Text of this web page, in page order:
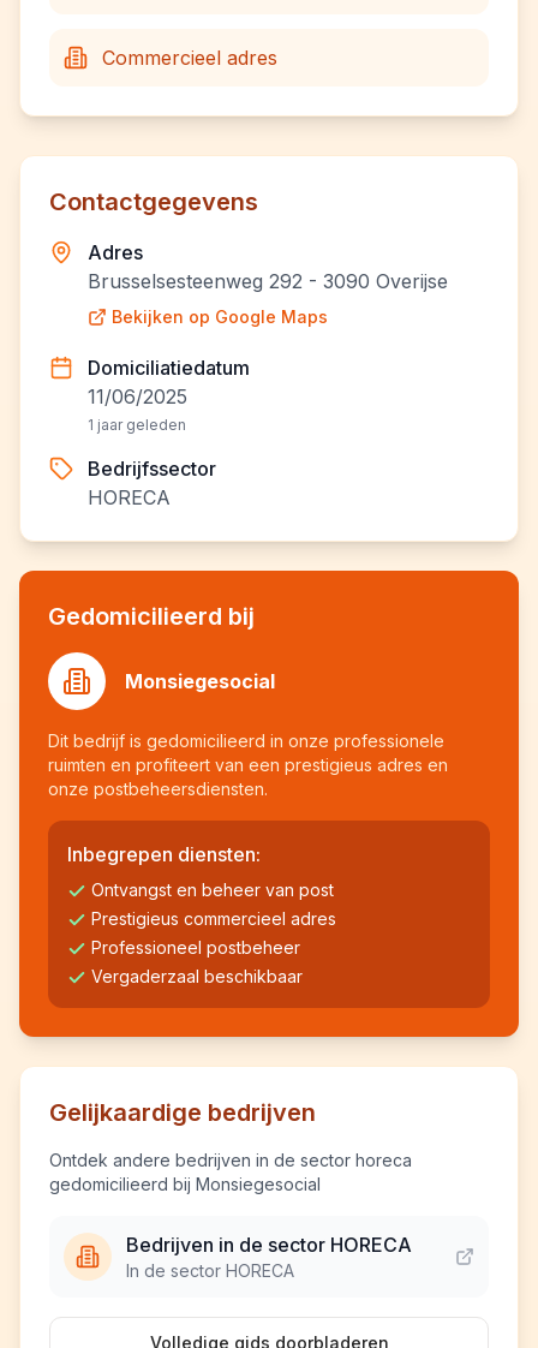
Commercieel adres
Contactgegevens
Adres
Brusselsesteenweg 292 - 3090 Overijse
Bekijken op Google Maps
Domiciliatiedatum
11/06/2025
1 jaar geleden
Bedrijfssector
HORECA
Gedomicilieerd bij
Monsiegesocial
Dit bedrijf is gedomicilieerd in onze professionele
ruimten en profiteert van een prestigieus adres en
onze postbeheersdiensten.
Inbegrepen diensten:
Ontvangst en beheer van post
Prestigieus commercieel adres
Professioneel postbeheer
Vergaderzaal beschikbaar
Gelijkaardige bedrijven
Ontdek andere bedrijven in de sector horeca
gedomicilieerd bij Monsiegesocial
Bedrijven in de sector HORECA
In de sector HORECA
Volledige gids doorbladeren